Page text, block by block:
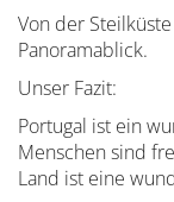
Von der
Panoramablick.
Unser Fazit:
Portugal ist ein
Menschen sind
Land ist eine